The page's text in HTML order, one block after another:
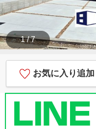
1 / 7
お気に入り追加